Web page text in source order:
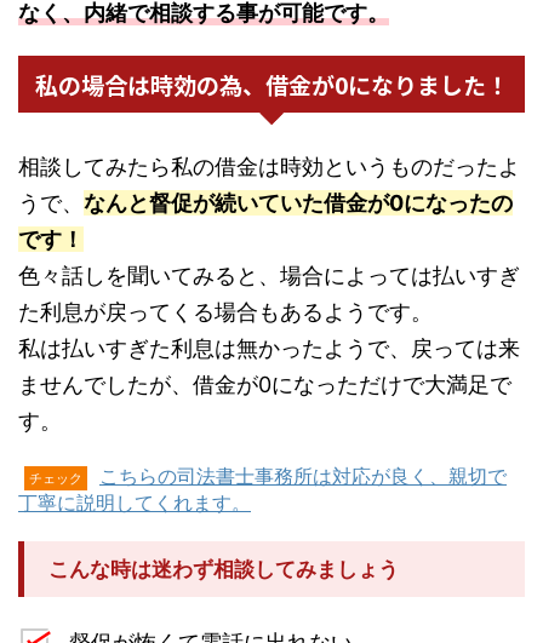
なく、内緒で相談する事が可能です。
私の場合は時効の為、借金が0になりました！
相談してみたら私の借金は時効というものだったよ
うで、 なんと督促が続いていた借金が0になったの
です！
色々話しを聞いてみると、場合によっては払いすぎ
た利息が戻ってくる場合もあるようです。
私は払いすぎた利息は無かったようで、戻っては来
ませんでしたが、借金が0になっただけで大満足で
す。
チェック
こちらの司法書士事務所は対応が良く、親切で
丁寧に説明してくれます。
こんな時は迷わず相談してみましょう